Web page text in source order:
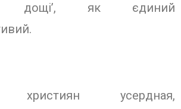
дощі’, як єдиний
християн усердная,